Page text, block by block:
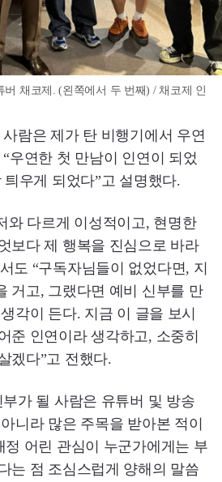
버 채코제. (왼쪽에서 두 번째) / 채코제 인
람은 제가 탄 비행기에서 우연
우연한 첫 만남이 인연이 되었
우게 되었다”고 설명했다.
와 다르게 이성적이고, 현명한
보다 제 행복을 진심으로 바라
도 “구독자님들이 없었다면, 지
거고, 그랬다면 예비 신부를 만
각이 든다. 지금 이 글을 보시
준 인연이라 생각하고, 소중히
겠다”고 전했다.
가 될 사람은 유튜버 및 방송
니라 많은 주목을 받아본 적이
정 어린 관심이 누군가에게는 부
는 점 조심스럽게 양해의 말씀